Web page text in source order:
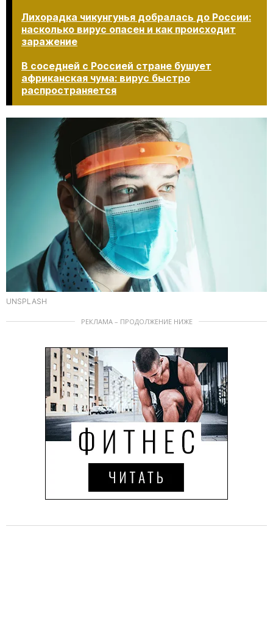
Лихорадка чикунгунья добралась до России:
насколько вирус опасен и как происходит
заражение
В соседней с Россией стране бушует
африканская чума: вирус быстро
распространяется​​​​​​​
UNSPLASH
РЕКЛАМА – ПРОДОЛЖЕНИЕ НИЖЕ